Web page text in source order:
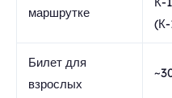
маршрутке
Билет для
взрослых